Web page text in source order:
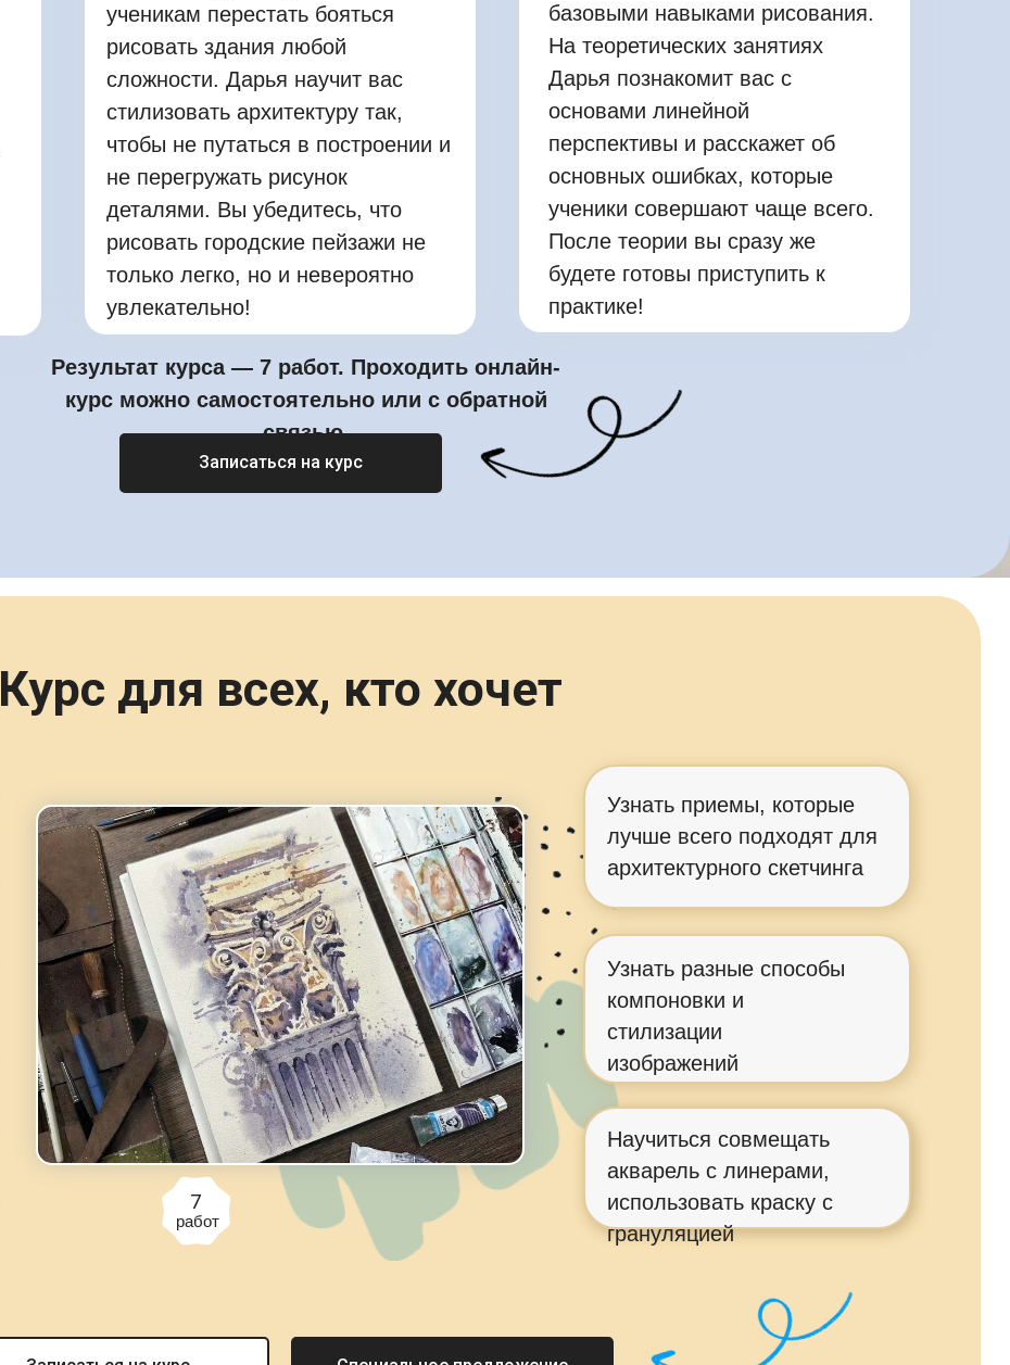
ученикам перестать бояться
рисовать здания любой
сложности. Дарья научит вас
стилизовать архитектуру так,
чтобы не путаться в построении и
не перегружать рисунок
деталями. Вы убедитесь, что
рисовать городские пейзажи не
только легко, но и невероятно
увлекательно!
базовыми навыками рисования.
На теоретических занятиях
Дарья познакомит вас с
основами линейной
перспективы и расскажет об
основных ошибках, которые
ученики совершают чаще всего.
После теории вы сразу же
будете готовы приступить к
практике!
Записаться на курс
Результат курса — 7 работ. Проходить онлайн-
курс можно самостоятельно или с обратной
связью.
Курс для всех, кто хочет
Узнать приемы, которые
лучше всего подходят для
архитектурного скетчинга
Узнать разные способы
компоновки и
стилизации
изображений
Научиться совмещать
акварель с линерами,
использовать краску с
грануляцией
работ
7